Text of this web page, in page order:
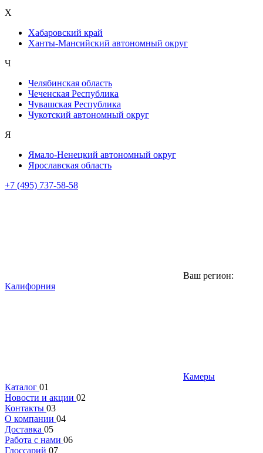
Х
Хабаровский край
Ханты-Мансийский автономный округ
Ч
Челябинская область
Чеченская Республика
Чувашская Республика
Чукотский автономный округ
Я
Ямало-Ненецкий автономный округ
Ярославская область
+7 (495) 737-58-58
Ваш регион:
Калифорния
Камеры
Каталог 01
Новости и акции 02
Контакты 03
О компании 04
Доставка 05
Работа с нами 06
Глоссарий 07